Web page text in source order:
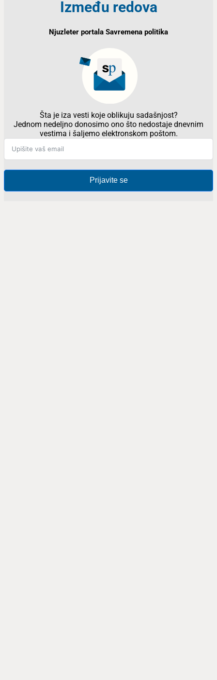
Između redova
Njuzleter portala Savremena politika
Šta je iza vesti koje oblikuju sadašnjost?
Jednom nedeljno donosimo ono što nedostaje dnevnim
vestima i šaljemo elektronskom poštom.
Prijavite se